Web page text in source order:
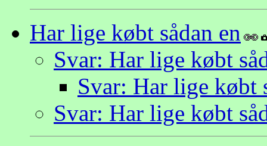
Har lige købt sådan en
Svar: Har lige købt
Svar: Har lige købt
Svar: Har lige købt